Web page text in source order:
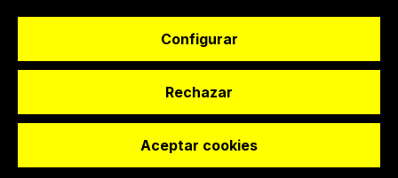
Solicitar reserva
© Dashboard Technologies S.L
Configurar
Rechazar
Aceptar cookies